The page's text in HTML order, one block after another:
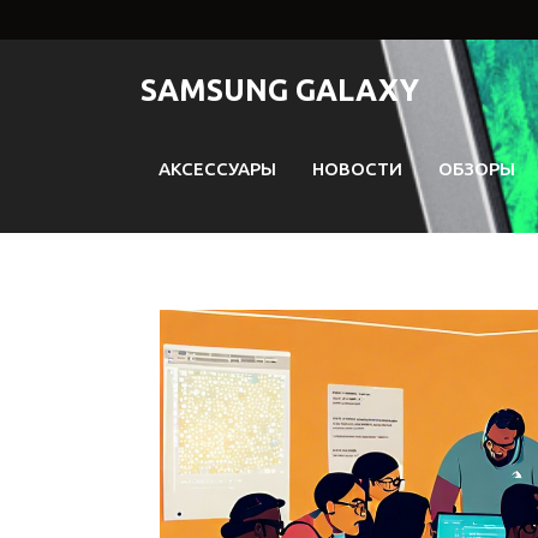
к
SAMSUNG GALAXY
АКСЕССУАРЫ НОВОСТИ ОБЗОРЫ